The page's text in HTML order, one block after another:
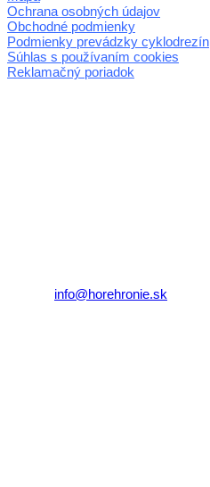
Ochrana osobných údajov
Obchodné podmienky
Podmienky prevádzky cyklodrezín
Súhlas s používaním cookies
Reklamačný poriadok
info@horehronie.sk